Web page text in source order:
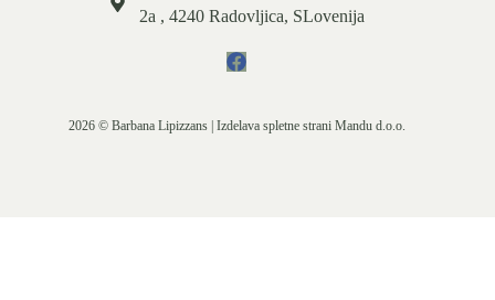
2a , 4240 Radovljica, SLovenija
2026 © Barbana Lipizzans | Izdelava spletne strani Mandu d.o.o.